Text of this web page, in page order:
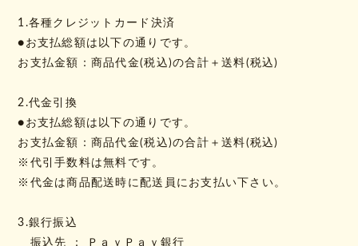
1.各種クレジットカード決済
●お支払総額は以下の通りです。
お支払金額：商品代金(税込)の合計＋送料(税込)
2.代金引換
●お支払総額は以下の通りです。
お支払金額：商品代金(税込)の合計＋送料(税込)
※代引手数料は無料です。
※代金は商品配送時に配送員にお支払い下さい。
3.銀行振込
振込先 ： ＰａｙＰａｙ銀行